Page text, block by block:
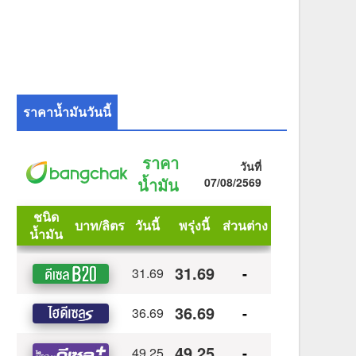
ราคาน้ำมันวันนี้